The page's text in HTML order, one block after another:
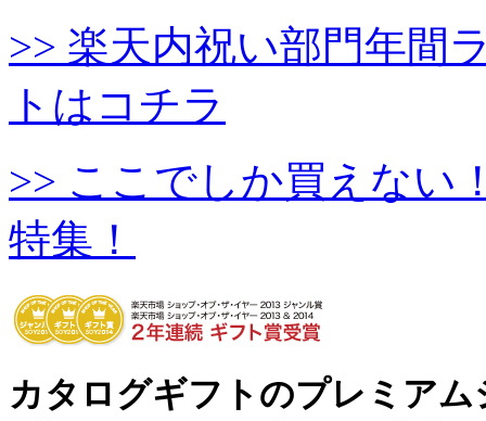
>> 楽天内祝い部門年間
トはコチラ
>> ここでしか買えない
特集！
カタログギフトのプレミアム